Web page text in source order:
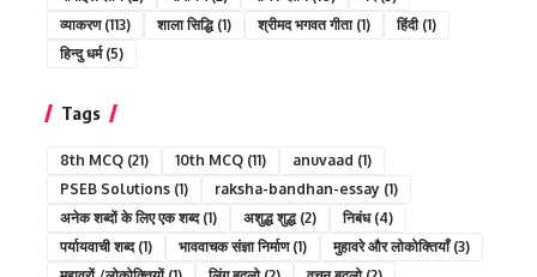
व्याकरण(113) शाला सिद्धि(1) श्रीमद भगवत गीता(1) हिंदी(1)
हिन्दु धर्म(5)
Tags
8th MCQ (21) 10th MCQ (11) anuvaad (1)
PSEB Solutions (1) raksha-bandhan-essay (1)
अनेक शब्दों के लिए एक शब्द(1) अशुद्ध शुद्ध(2) निबंध(4)
पर्यायवाची शब्द(1) भाववाचक संज्ञा निर्माण(1) मुहावरे और लोकोक्तियाँ(3)